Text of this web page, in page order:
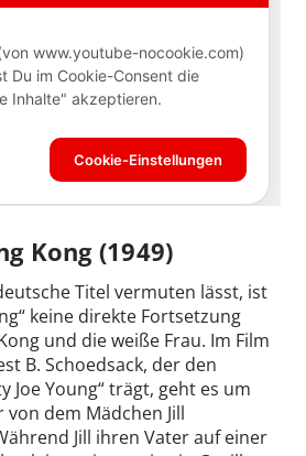
Kong (1949)
Titel vermuten lässt, ist
keine direkte Fortsetzung
und die weiße Frau. Im Film
B. Schoedsack, der den
Joe Young“ trägt, geht es um
von dem Mädchen Jill
Jill ihren Vater auf einer